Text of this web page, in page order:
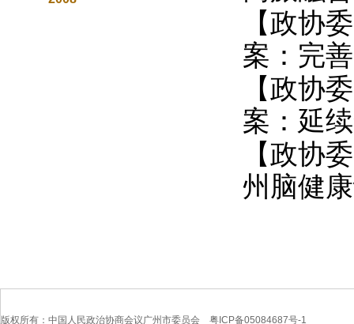
【政协
案：完
【政协
案：延
【政协
州脑健
版权所有：中国人民政治协商会议广州市委员会 粤ICP备05084687号-1